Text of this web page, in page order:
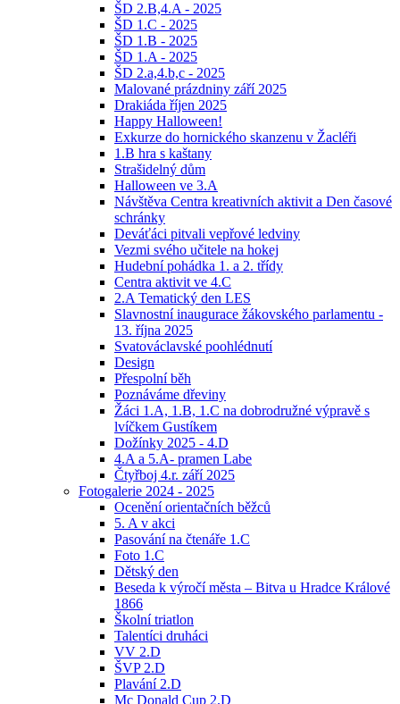
ŠD 2.B,4.A - 2025
ŠD 1.C - 2025
ŠD 1.B - 2025
ŠD 1.A - 2025
ŠD 2.a,4.b,c - 2025
Malované prázdniny září 2025
Drakiáda říjen 2025
Happy Halloween!
Exkurze do hornického skanzenu v Žacléři
1.B hra s kaštany
Strašidelný dům
Halloween ve 3.A
Návštěva Centra kreativních aktivit a Den časové
schránky
Deváťáci pitvali vepřové ledviny
Vezmi svého učitele na hokej
Hudební pohádka 1. a 2. třídy
Centra aktivit ve 4.C
2.A Tematický den LES
Slavnostní inaugurace žákovského parlamentu -
13. října 2025
Svatováclavské poohlédnutí
Design
Přespolní běh
Poznáváme dřeviny
Žáci 1.A, 1.B, 1.C na dobrodružné výpravě s
lvíčkem Gustíkem
Dožínky 2025 - 4.D
4.A a 5.A- pramen Labe
Čtyřboj 4.r. září 2025
Fotogalerie 2024 - 2025
Ocenění orientačních běžců
5. A v akci
Pasování na čtenáře 1.C
Foto 1.C
Dětský den
Beseda k výročí města – Bitva u Hradce Králové
1866
Školní triatlon
Talentíci druháci
VV 2.D
ŠVP 2.D
Plavání 2.D
Mc Donald Cup 2.D